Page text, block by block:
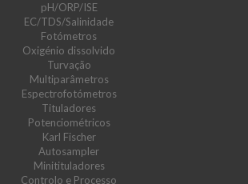
pH/ORP/ISE
EC/TDS/Salinidade
Fotómetros
Oxigénio dissolvido
Turvação
Multiparâmetros
Espectrofotómetros
Tituladores
Potenciométricos
Karl Fischer
Autosampler
Minitituladores
Controlo e Processo